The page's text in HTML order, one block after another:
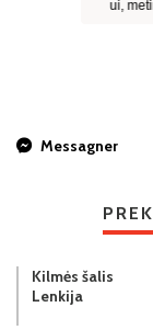
Messagner
Kilmės šalis
Lenkija